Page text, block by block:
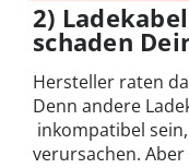
2)
schaden
Hersteller raten
Denn andere
inkompatibel
verursachen.